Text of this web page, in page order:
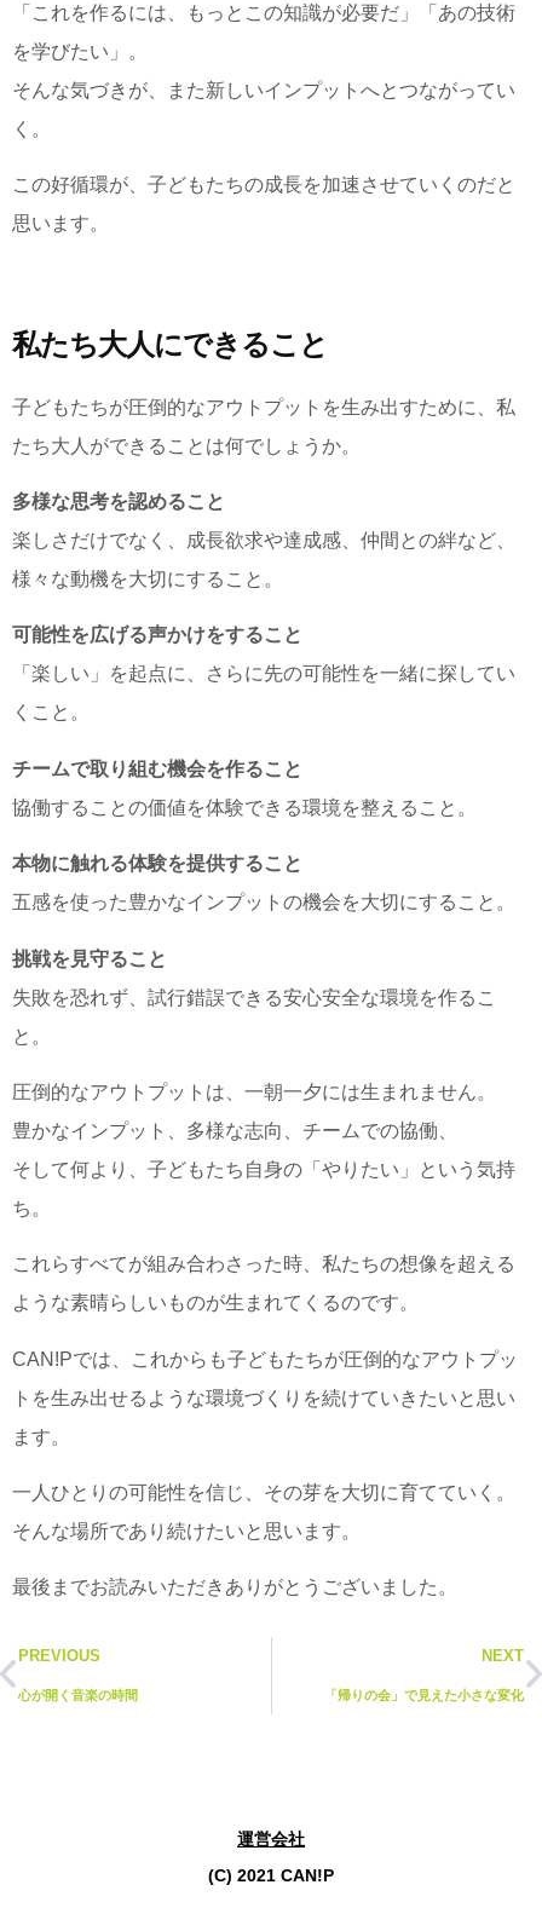
「これを作るには、もっとこの知識が必要だ」「あの技術
を学びたい」。
そんな気づきが、また新しいインプットへとつながってい
く。
この好循環が、子どもたちの成長を加速させていくのだと
思います。
私たち大人にできること
子どもたちが圧倒的なアウトプットを生み出すために、私
たち大人ができることは何でしょうか。
多様な思考を認めること
楽しさだけでなく、成長欲求や達成感、仲間との絆など、
様々な動機を大切にすること。
可能性を広げる声かけをすること
「楽しい」を起点に、さらに先の可能性を一緒に探してい
くこと。
チームで取り組む機会を作ること
協働することの価値を体験できる環境を整えること。
本物に触れる体験を提供すること
五感を使った豊かなインプットの機会を大切にすること。
挑戦を見守ること
失敗を恐れず、試行錯誤できる安心安全な環境を作るこ
と。
圧倒的なアウトプットは、一朝一夕には生まれません。
豊かなインプット、多様な志向、チームでの協働、
そして何より、子どもたち自身の「やりたい」という気持
ち。
これらすべてが組み合わさった時、私たちの想像を超える
ような素晴らしいものが生まれてくるのです。
CAN!Pでは、これからも子どもたちが圧倒的なアウトプッ
トを生み出せるような環境づくりを続けていきたいと思い
ます。
一人ひとりの可能性を信じ、その芽を大切に育てていく。
そんな場所であり続けたいと思います。
最後までお読みいただきありがとうございました。
PREVIOUS
心が開く音楽の時間
NEXT
「帰りの会」で見えた小さな変化
運営会社
(C) 2021 CAN!P